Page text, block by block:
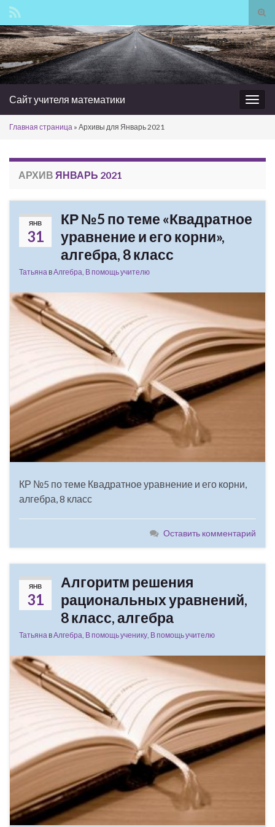
Вкл/
Search for:
Вкл/
выкл
Сайт учителя математики
Главная страница » Архивы для Январь 2021
АРХИВ ЯНВАРЬ 2021
ЯНВ
31
КР №5 по теме «Квадратное
уравнение и его корни»,
алгебра, 8 класс
Татьяна вАлгебра В помощь учителю
КР №5 по теме Квадратное уравнение и его корни,
алгебра, 8 класс
Оставить комментарий
ЯНВ
31
Алгоритм решения
рациональных уравнений,
8 класс, алгебра
Татьяна вАлгебра В помощь ученику В помощь учителю